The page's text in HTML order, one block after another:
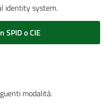
identity system.
SPID o CIE
modalità.